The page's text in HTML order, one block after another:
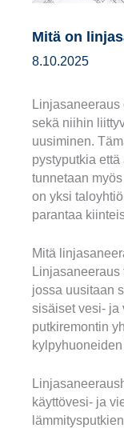
Mitä on
8.10.2025
sekä niihin
uusiminen.
pystyputkia
tunnetaan
on yksi
parantaa
Mitä
Linjasaneeraus
jossa uusitaan
sisäiset vesi- ja
putkiremontin
käyttövesi- ja